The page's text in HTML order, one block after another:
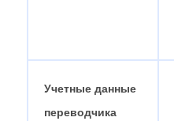
Учетные данные
переводчика